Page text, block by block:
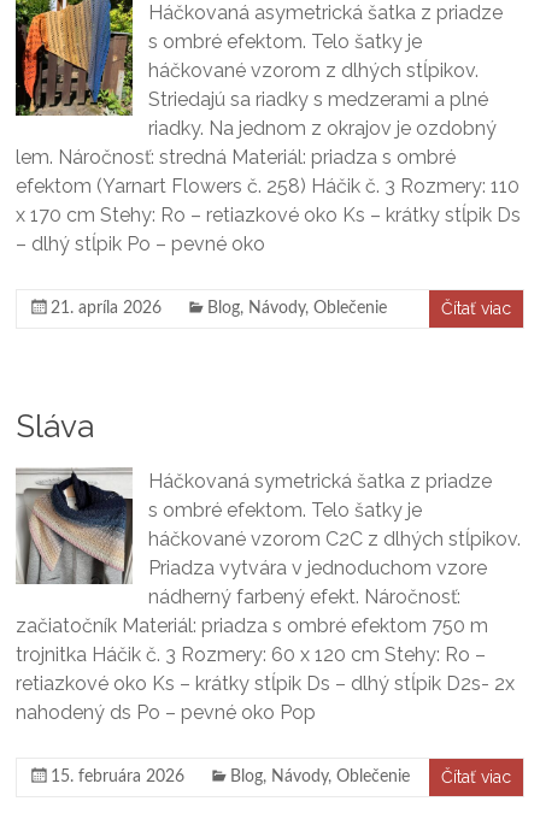
Háčkovaná asymetrická šatka z priadze
s ombré efektom. Telo šatky je
háčkované vzorom z dlhých stĺpikov.
Striedajú sa riadky s medzerami a plné
riadky. Na jednom z okrajov je ozdobný
lem. Náročnosť: stredná Materiál: priadza s ombré
efektom (Yarnart Flowers č. 258) Háčik č. 3 Rozmery: 110
x 170 cm Stehy: Ro – retiazkové oko Ks – krátky stĺpik Ds
– dlhý stĺpik Po – pevné oko
21. apríla 2026 Blog, Návody,Oblečenie Čítať viac
Sláva
Háčkovaná symetrická šatka z priadze
s ombré efektom. Telo šatky je
háčkované vzorom C2C z dlhých stĺpikov.
Priadza vytvára v jednoduchom vzore
nádherný farbený efekt. Náročnosť:
začiatočník Materiál: priadza s ombré efektom 750 m
trojnitka Háčik č. 3 Rozmery: 60 x 120 cm Stehy: Ro –
retiazkové oko Ks – krátky stĺpik Ds – dlhý stĺpik D2s- 2x
nahodený ds Po – pevné oko Pop
15. februára 2026 Blog, Návody,Oblečenie Čítať viac